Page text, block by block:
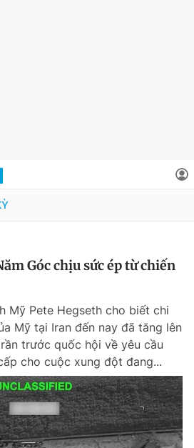
Tin 24h
Tin 360
Góc chịu sức ép từ chiến
Mỹ Pete Hegseth cho biết chi
Mỹ tại Iran đến nay đã tăng lên
trước quốc hội về yêu cầu
cho cuộc xung đột đang...